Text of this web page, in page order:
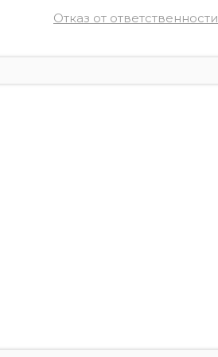
Отказ от ответственности